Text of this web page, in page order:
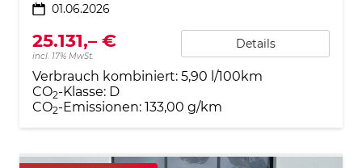
01.06.2026
25.131,– €
incl. 17% MwSt.
Details
Verbrauch kombiniert: 5,90 l/100km
CO2-Klasse: D
CO2-Emissionen: 133,00 g/km